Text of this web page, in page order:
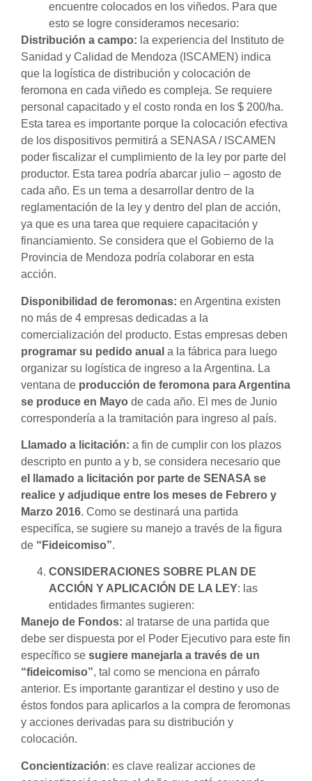
encuentre colocados en los viñedos. Para que
esto se logre consideramos necesario:
Distribución a campo: la experiencia del Instituto de
Sanidad y Calidad de Mendoza (ISCAMEN) indica
que la logística de distribución y colocación de
feromona en cada viñedo es compleja. Se requiere
personal capacitado y el costo ronda en los $ 200/ha.
Esta tarea es importante porque la colocación efectiva
de los dispositivos permitirá a SENASA / ISCAMEN
poder fiscalizar el cumplimiento de la ley por parte del
productor. Esta tarea podría abarcar julio – agosto de
cada año. Es un tema a desarrollar dentro de la
reglamentación de la ley y dentro del plan de acción,
ya que es una tarea que requiere capacitación y
financiamiento. Se considera que el Gobierno de la
Provincia de Mendoza podría colaborar en esta
acción.
Disponibilidad de feromonas: en Argentina existen
no más de 4 empresas dedicadas a la
comercialización del producto. Estas empresas deben
programar su pedido anual a la fábrica para luego
organizar su logística de ingreso a la Argentina. La
ventana de producción de feromona para Argentina
se produce en Mayo de cada año. El mes de Junio
correspondería a la tramitación para ingreso al país.
Llamado a licitación: a fin de cumplir con los plazos
descripto en punto a y b, se considera necesario que
el llamado a licitación por parte de SENASA se
realice y adjudique entre los meses de Febrero y
Marzo 2016. Como se destinará una partida
especifíca, se sugiere su manejo a través de la figura
de “Fideicomiso”.
CONSIDERACIONES SOBRE PLAN DE
ACCIÓN Y APLICACIÓN DE LA LEY: las
entidades firmantes sugieren:
Manejo de Fondos: al tratarse de una partida que
debe ser dispuesta por el Poder Ejecutivo para este fin
específico se sugiere manejarla a través de un
“fideicomiso”, tal como se menciona en párrafo
anterior. Es importante garantizar el destino y uso de
éstos fondos para aplicarlos a la compra de feromonas
y acciones derivadas para su distribución y
colocación.
Concientización: es clave realizar acciones de